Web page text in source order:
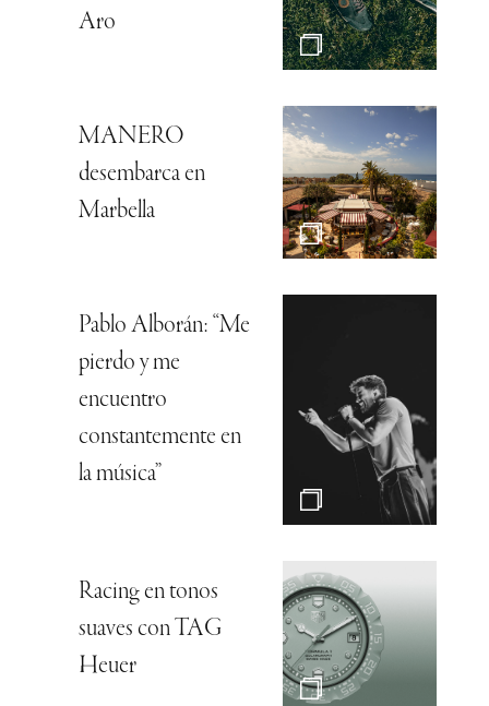
Aro
MANERO
desembarca en
Marbella
Pablo Alborán: “Me
pierdo y me
encuentro
constantemente en
la música”
Racing en tonos
suaves con TAG
Heuer